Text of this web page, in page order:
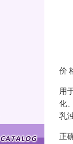
价
用
化
乳
正